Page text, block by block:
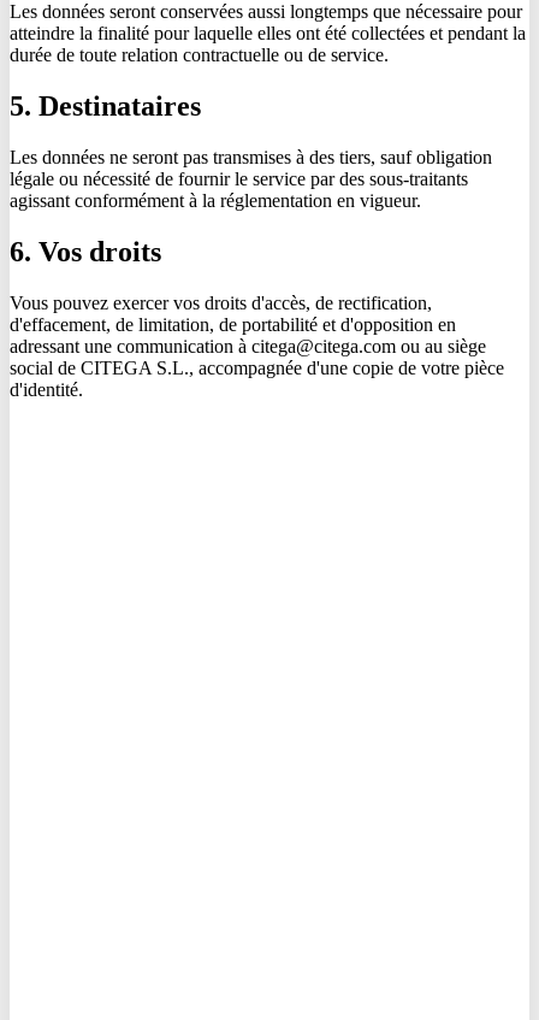
Les données seront conservées aussi longtemps que nécessaire pour
atteindre la finalité pour laquelle elles ont été collectées et pendant la
durée de toute relation contractuelle ou de service.
5. Destinataires
Les données ne seront pas transmises à des tiers, sauf obligation
légale ou nécessité de fournir le service par des sous-traitants
agissant conformément à la réglementation en vigueur.
6. Vos droits
Vous pouvez exercer vos droits d'accès, de rectification,
d'effacement, de limitation, de portabilité et d'opposition en
adressant une communication à citega@citega.com ou au siège
social de CITEGA S.L., accompagnée d'une copie de votre pièce
d'identité.